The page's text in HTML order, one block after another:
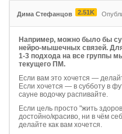
Дима Стефанцов 2.51K
Например, можно было бы
нейро-мышечных связей.
1-3 подхода на все группы
текущего ПМ.
Если вам это хочется —
Если хочется — в субботу в
сауне водочку распивайте.
Если цель просто "жить
достойно/красиво, ни в чём
делайте как вам хочется.